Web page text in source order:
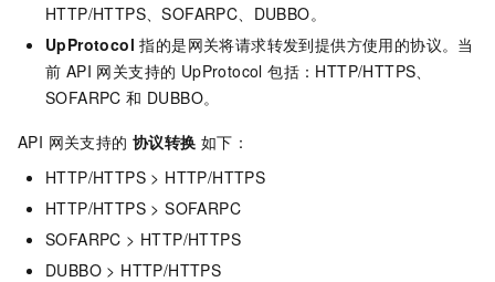
HTTP/HTTPS、SOFARPC、DUBBO。
UpProtocol 指的是网关将请求转发到提供方使用的协议。当
前 API 网关支持的 UpProtocol 包括：HTTP/HTTPS、
SOFARPC 和 DUBBO。
API 网关支持的 协议转换 如下：
HTTP/HTTPS > HTTP/HTTPS
HTTP/HTTPS > SOFARPC
SOFARPC > HTTP/HTTPS
DUBBO > HTTP/HTTPS